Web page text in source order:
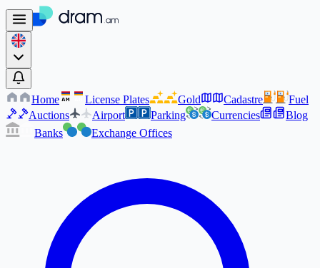
Home AM License Plates Gold Cadastre
Fuel
Auctions
Airport Parking Currencies
Blog
Banks
Exchange Offices